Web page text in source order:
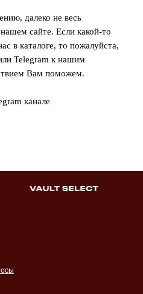
далеко не весь
сайте. Если какой-то
в каталоге, то пожалуйста,
Telegram к нашим
Вам поможем.
канале